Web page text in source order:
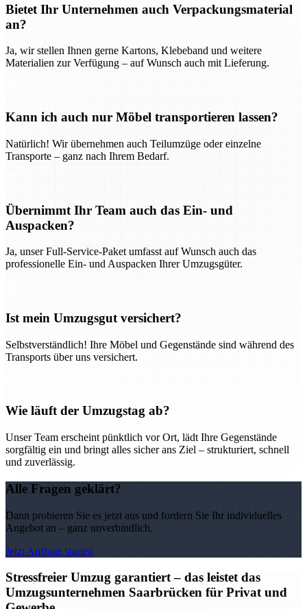
Bietet Ihr Unternehmen auch Verpackungsmaterial
an?
Ja, wir stellen Ihnen gerne Kartons, Klebeband und weitere
Materialien zur Verfügung – auf Wunsch auch mit Lieferung.
Kann ich auch nur Möbel transportieren lassen?
Natürlich! Wir übernehmen auch Teilumzüge oder einzelne
Transporte – ganz nach Ihrem Bedarf.
Übernimmt Ihr Team auch das Ein- und
Auspacken?
Ja, unser Full-Service-Paket umfasst auf Wunsch auch das
professionelle Ein- und Auspacken Ihrer Umzugsgüter.
Ist mein Umzugsgut versichert?
Selbstverständlich! Ihre Möbel und Gegenstände sind während des
Transports über uns versichert.
Wie läuft der Umzugstag ab?
Unser Team erscheint pünktlich vor Ort, lädt Ihre Gegenstände
sorgfältig ein und bringt alles sicher ans Ziel – strukturiert, schnell
und zuverlässig.
Alle Fragen geklärt?
Dann probieren Sie es jetzt aus und fordern Sie Ihr individuelles
Angebot an – ganz unverbindlich.
Jetzt Anfrage starten
Stressfreier Umzug garantiert – das leistet das
Umzugsunternehmen Saarbrücken für Privat und